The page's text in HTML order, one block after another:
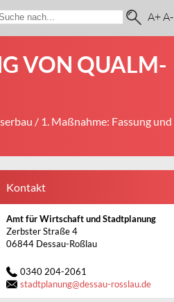
A+A-
VON QUALM- U
/ 1. Maßnahme: Fassung und
Kontakt
Amt für Wirtschaft und Stadtplanung
Zerbster Straße 4
06844 Dessau-Roßlau
0340 204-2061
stadtplanung@dessau-rosslau.de